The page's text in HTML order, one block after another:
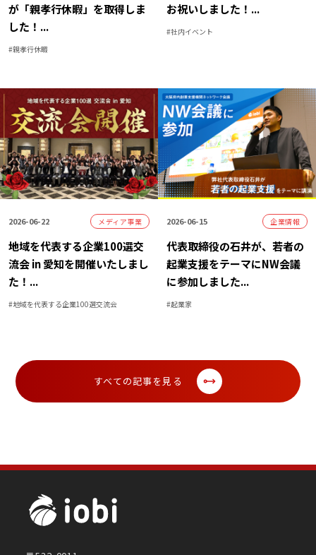
が「親孝行休暇」を取得しま
した！ ...
#親孝行休暇
お祝いしました！ ...
#社内イベント
2026-06-22 メディア事業
地域を代表する企業100選交
流会 in 愛知を開催いたしまし
た！ ...
#地域を代表する企業100選交流会
2026-06-15 企業情報
代表取締役の石井が、若者の
起業支援をテーマにNW会議
に参加しました...
#起業家
すべての記事を見る